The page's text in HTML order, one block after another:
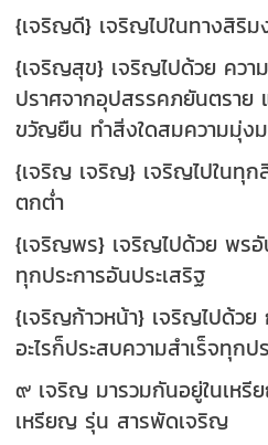
{เจริญดี} เจริญไปในทางสิริ
{เจริญสุข} เจริญไปด้วย ควา
ปราศจากอุปสรรคภยันตราย
ขวัญยืน ทำสิ่งใดสมความมุ่ง
{เจริญ เจริญ} เจริญไปในทุ
ตกต่ำ
{เจริญพร} เจริญไปด้วย พร
ทุกประการอันประเสริฐ
{เจริญก้าวหน้า} เจริญไปด้วย
อะไรก็ประสบความสำเร็จทุกป
๙ เจริญ มารวมกันอยู่ในเหรี
เหรียญ รุ่น สารพัดเจริญ